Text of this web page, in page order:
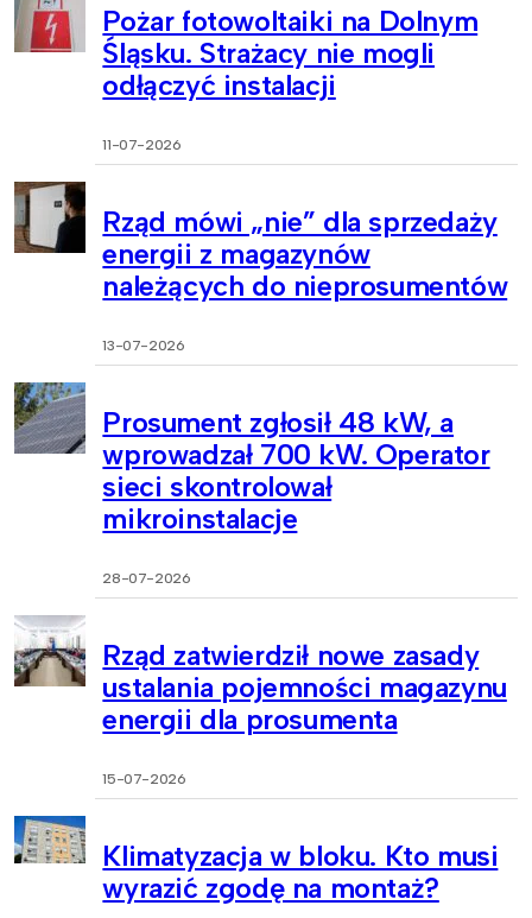
Pożar fotowoltaiki na Dolnym
Śląsku. Strażacy nie mogli
odłączyć instalacji
11-07-2026
Rząd mówi „nie” dla sprzedaży
energii z magazynów
należących do nieprosumentów
13-07-2026
Prosument zgłosił 48 kW, a
wprowadzał 700 kW. Operator
sieci skontrolował
mikroinstalacje
28-07-2026
Rząd zatwierdził nowe zasady
ustalania pojemności magazynu
energii dla prosumenta
15-07-2026
Klimatyzacja w bloku. Kto musi
wyrazić zgodę na montaż?